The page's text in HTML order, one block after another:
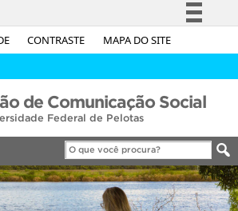
CONTRASTE MAPA DO SITE
Simplifique!
Acesso à informação
Legislação
Canais
de Comunicação Social
Federal de Pelotas